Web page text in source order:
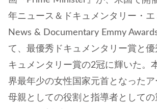
年ニュース＆ドキュメンタリー・
News & Documentary Emmy
て、最優秀ドキュメンタリー賞と
キュメンタリー賞の2冠に輝いた。
界最年少の女性国家元首となったア
母親としての役割と指導者として